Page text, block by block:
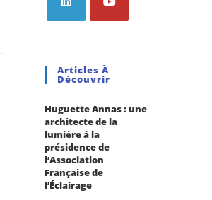
Articles À
Découvrir
Huguette Annas : une
architecte de la
lumière à la
présidence de
l’Association
Française de
l’Éclairage